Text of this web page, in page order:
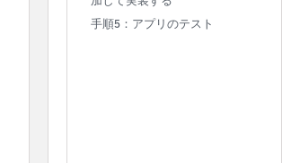
手順5：アプリのテスト